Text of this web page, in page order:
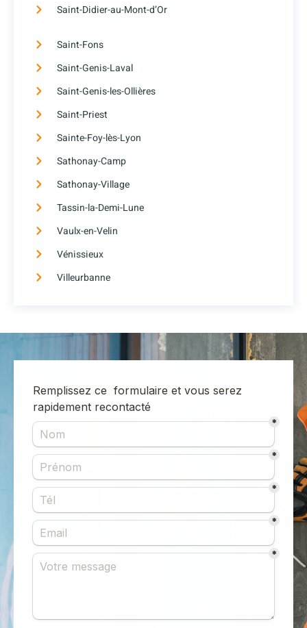
Saint-Didier-au-Mont-d’Or
Saint-Fons
Saint-Genis-Laval
Saint-Genis-les-Ollières
Saint-Priest
Sainte-Foy-lès-Lyon
Sathonay-Camp
Sathonay-Village
Tassin-la-Demi-Lune
Vaulx-en-Velin
Vénissieux
Villeurbanne